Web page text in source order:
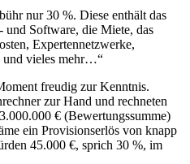
nur 30 %. Diese enthält das
und Software, die Miete, das
Expertennetzwerke,
und vieles mehr…“
freudig zur Kenntnis.
zur Hand und rechneten
€ (Bewertungssumme)
ein Provisionserlös von knapp
45.000 €, sprich 30 %, im